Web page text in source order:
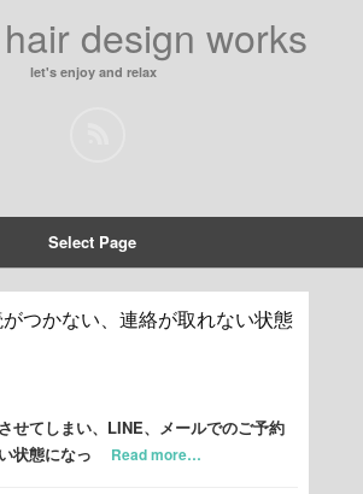
design works
let's enjoy and relax
Select Page
つかない、連絡が取れない状態
せてしまい、LINE、メールでのご予約
状態になっ
Read more…